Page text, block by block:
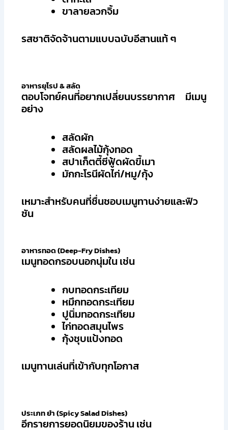
ขาลายลวกจิ้ม
รสชาติจัดจ้านตามแบบฉบับอีสานแท้ ๆ
อาหารยุโรป & สลัด
ตอบโจทย์คนที่อยากเปลี่ยนบรรยากาศ มีเมนู
อย่าง
สลัดผัก
สลัดผลไม้กุ้งทอด
สปาเก็ตตี้ซีฟู้ดผัดขี้เมา
มักกะโรนีผัดไก่/หมู/กุ้ง
เหมาะสำหรับคนที่ชื่นชอบเมนูทานง่ายและฟิว
ชัน
อาหารทอด (Deep-Fry Dishes)
เมนูทอดกรอบนอกนุ่มใน เช่น
กบทอดกระเทียม
หมึกทอดกระเทียม
ปูนิ่มทอดกระเทียม
ไก่ทอดสมุนไพร
กุ้งชุบแป้งทอด
เมนูทานเล่นที่เข้ากับทุกโอกาส
ประเภท ยำ (Spicy Salad Dishes)
อีกรายการยอดนิยมของร้าน เช่น